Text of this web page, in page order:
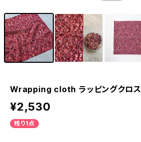
Wrapping cloth ラッピングクロ
¥2,530
残り1点